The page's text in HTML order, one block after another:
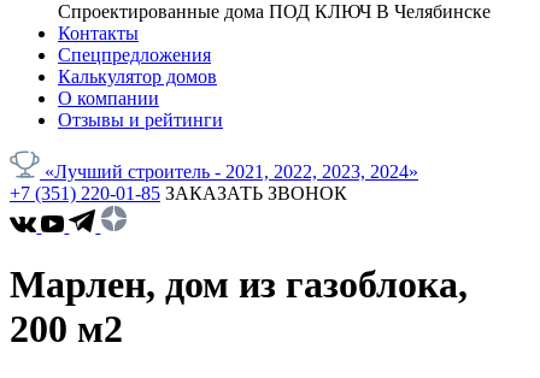
Спроектированные дома ПОД КЛЮЧ В Челябинске
Контакты
Спецпредложения
Калькулятор домов
О компании
Отзывы и рейтинги
«Лучший строитель - 2021, 2022, 2023, 2024»
+7 (351) 220-01-85 ЗАКАЗАТЬ ЗВОНОК
Марлен, дом из газоблока,
200 м2